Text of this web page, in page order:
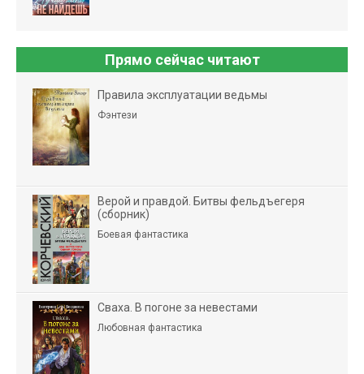
Прямо сейчас читают
Правила эксплуатации ведьмы
Фэнтези
Верой и правдой. Битвы фельдъегеря
(сборник)
Боевая фантастика
Сваха. В погоне за невестами
Любовная фантастика